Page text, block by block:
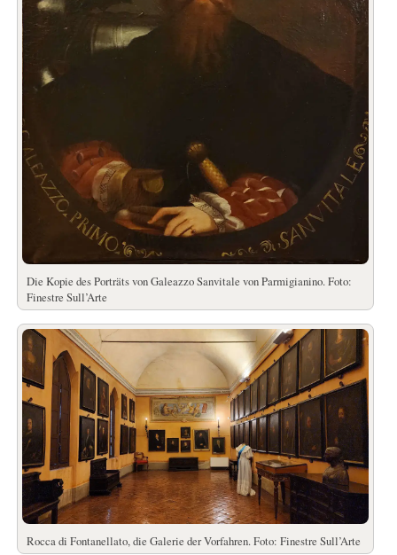
Die Kopie des Porträts von Galeazzo Sanvitale von Parmigianino. Foto:
Finestre Sull’Arte
Rocca di Fontanellato, die Galerie der Vorfahren. Foto: Finestre Sull’Arte